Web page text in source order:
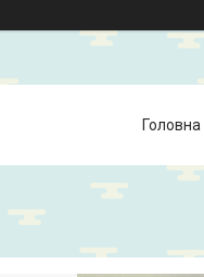
Головна